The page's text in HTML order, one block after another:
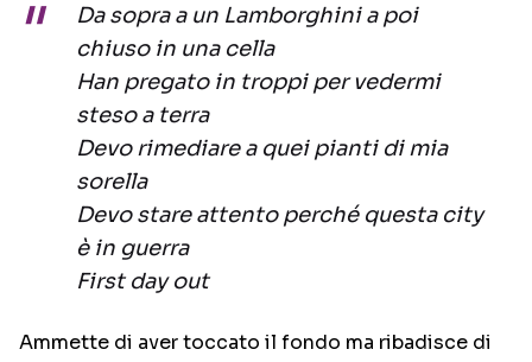
Da sopra a un Lamborghini a poi
chiuso in una cella
Han pregato in troppi per vedermi
steso a terra
Devo rimediare a quei pianti di mia
sorella
Devo stare attento perché questa city
è in guerra
First day out
Ammette di aver toccato il fondo ma ribadisce di